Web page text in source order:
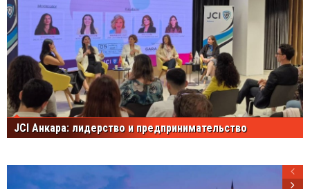
JCI Анкара: лидерство и предпринимательство